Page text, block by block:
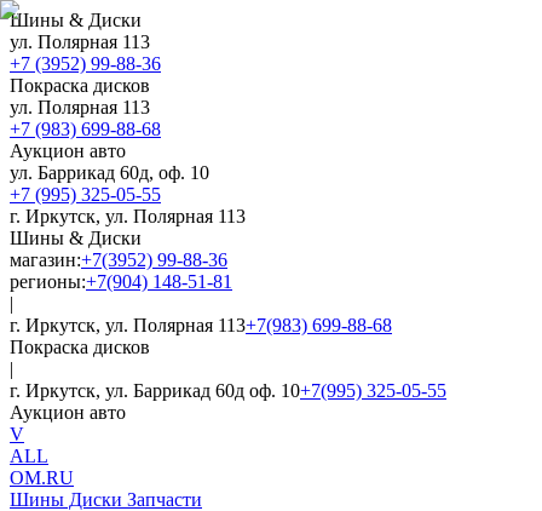
Шины & Диски
ул. Полярная 113
+7 (3952) 99-88-36
Покраска дисков
ул. Полярная 113
+7 (983) 699-88-68
Аукцион авто
ул. Баррикад 60д, оф. 10
+7 (995) 325-05-55
г. Иркутск, ул. Полярная 113
Шины & Диски
магазин:+7(3952) 99-88-36
регионы:+7(904) 148-51-81
|
г. Иркутск, ул. Полярная 113+7(983) 699-88-68
Покраска дисков
|
г. Иркутск, ул. Баррикад 60д оф. 10+7(995) 325-05-55
Аукцион авто
V
ALL
OM.RU
Шины Диски Запчасти